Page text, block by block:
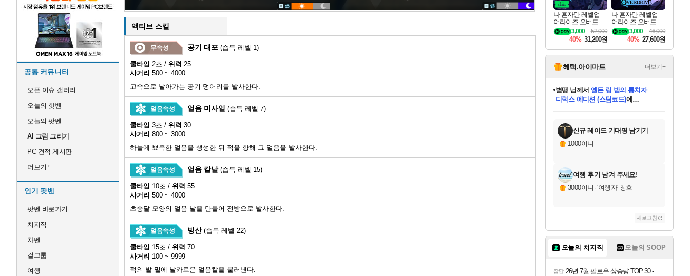
공통 커뮤니티
오픈 이슈 갤러리
오늘의 핫벤
오늘의 팟벤
AI 그림 그리기
PC 견적 게시판
더보기
인기 팟벤
팟벤 바로가기
치지직
차벤
걸그룹
여행
액티브 스킬
무속성 공기 대포 (습득 레벨 1)
쿨타임 2초 / 위력 25
사거리 500 ~ 4000
고속으로 날아가는 공기 덩어리를 발사한다.
얼음속성 얼음 미사일 (습득 레벨 7)
쿨타임 3초 / 위력 30
사거리 800 ~ 3000
하늘에 뾰족한 얼음을 생성한 뒤 적을 향해 그 얼음을 발사한다.
얼음속성 얼음 칼날 (습득 레벨 15)
쿨타임 10초 / 위력 55
사거리 500 ~ 4000
초승달 모양의 얼음 날을 만들어 전방으로 발사한다.
얼음속성 빙산 (습득 레벨 22)
쿨타임 15초 / 위력 70
사거리 100 ~ 9999
적의 발 밑에 날카로운 얼음칼을 불러낸다.
나 혼자만 레벨업
어라이즈 오버드라
이브 디럭스 에디션
Solo Leveling Arise
Overdrive Deluxe Edi
tion
52,000
3,000
40% 31,200원
나 혼자만 레벨업
어라이즈 오버드라
이브 Solo Leveling A
rise
46,000
3,000
40% 27,600원
혜택.아이마트 더보기+
교환.
별땡 님께서 엘든 링 밤의 통치자
디럭스 에디션 (스팀코드)에
당첨되셨습니다.
당첨되셨습니다.
당첨되셨습니다.
당첨되셨습니다.
당첨되셨습니다.
당첨되셨습니다.
에디션 (스팀코드)를 교환.
당첨되셨습니다.
신규 레이드 기대평 남기기
1000이니
여행 후기 남겨 주세요!
3000이니 ·'여행자' 칭호
새로고침
오늘의 치지직 오늘의 SOOP
잡담 26년 7월 팔로우 상승량 TOP 30 - 월간 치지직